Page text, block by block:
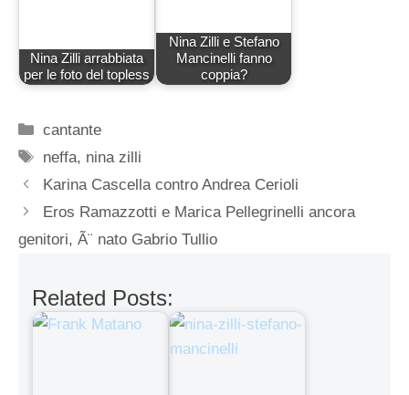
Nina Zilli arrabbiata
per le foto del topless
Nina Zilli e Stefano
Mancinelli fanno
coppia?
Categorie
cantante
Tag
neffa, nina zilli
Karina Cascella contro Andrea Cerioli
Eros Ramazzotti e Marica Pellegrinelli ancora
genitori, Ã¨ nato Gabrio Tullio
Related Posts: